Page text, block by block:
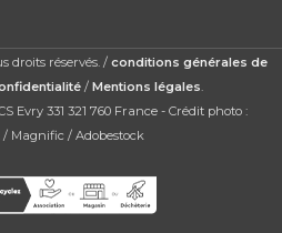
droits réservés. / conditions générales de
/ Mentions légales.
Evry 331 321 760 France - Crédit photo :
Magnific / Adobestock